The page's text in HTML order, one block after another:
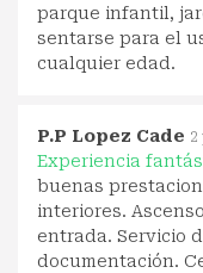
parque infantil,
sentarse para el
cualquier edad.
P.P Lopez Cade 2
Experiencia
buenas
interiores.
entrada. Servicio
documentación.